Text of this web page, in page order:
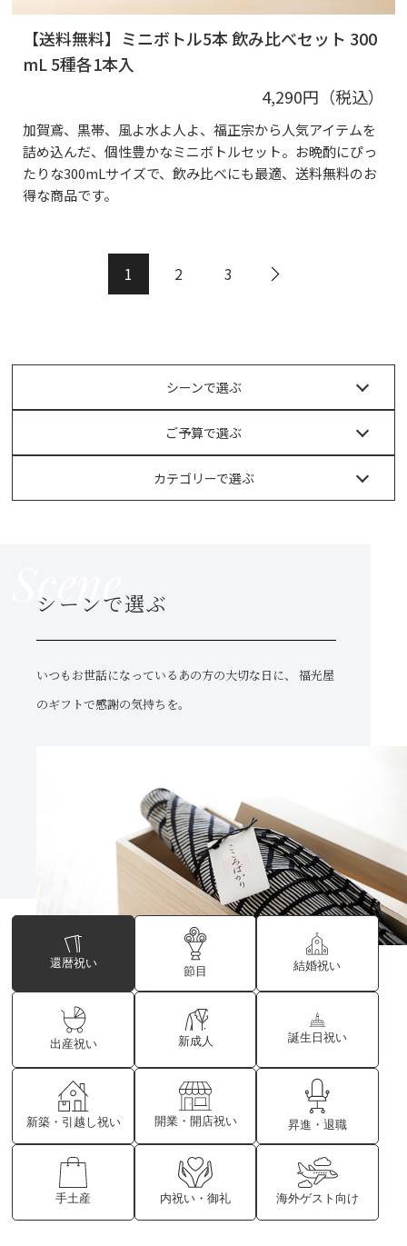
【送料無料】ミニボトル5本 飲み比べセット 300
mL 5種各1本入
4,290円（税込）
加賀鳶、黒帯、風よ水よ人よ、福正宗から人気アイテムを
詰め込んだ、個性豊かなミニボトルセット。お晩酌にぴっ
たりな300mLサイズで、飲み比べにも最適、送料無料のお
得な商品です。
1 2 3
シーンで選ぶ
ご予算で選ぶ
カテゴリーで選ぶ
Scene
シーンで選ぶ
いつもお世話になっているあの方の大切な日に、
福光屋
のギフトで感謝の気持ちを。
還暦祝い
節目 結婚祝い
出産祝い 新成人 誕生日祝い
新築・引越し祝い 開業・開店祝い 昇進・退職
手土産 内祝い・御礼 海外ゲスト向け